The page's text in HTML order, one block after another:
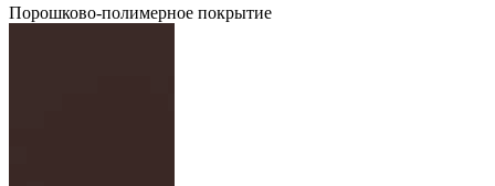
Порошково-полимерное покрытие